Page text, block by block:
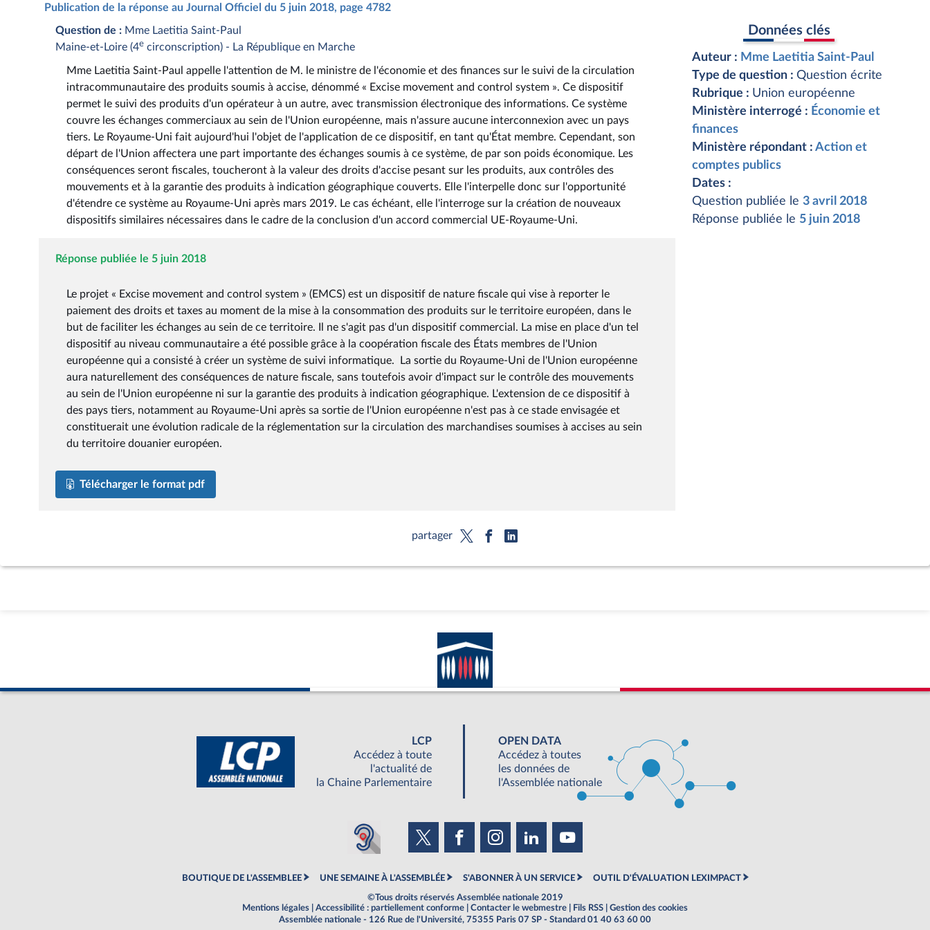
Publication de la réponse au Journal Officiel du 5 juin 2018, page 4782
Question de : Mme Laetitia Saint-Paul
Maine-et-Loire (4e circonscription) - La République en Marche
Mme Laetitia Saint-Paul appelle l'attention de M. le ministre de l'économie et des finances sur le suivi de la circulation
intracommunautaire des produits soumis à accise, dénommé « Excise movement and control system ». Ce dispositif
permet le suivi des produits d'un opérateur à un autre, avec transmission électronique des informations. Ce système
couvre les échanges commerciaux au sein de l'Union européenne, mais n'assure aucune interconnexion avec un pays
tiers. Le Royaume-Uni fait aujourd'hui l'objet de l'application de ce dispositif, en tant qu'État membre. Cependant, son
départ de l'Union affectera une part importante des échanges soumis à ce système, de par son poids économique. Les
conséquences seront fiscales, toucheront à la valeur des droits d'accise pesant sur les produits, aux contrôles des
mouvements et à la garantie des produits à indication géographique couverts. Elle l'interpelle donc sur l'opportunité
d'étendre ce système au Royaume-Uni après mars 2019. Le cas échéant, elle l'interroge sur la création de nouveaux
dispositifs similaires nécessaires dans le cadre de la conclusion d'un accord commercial UE-Royaume-Uni.
Réponse publiée le 5 juin 2018
Le projet « Excise movement and control system » (EMCS) est un dispositif de nature fiscale qui vise à reporter le
paiement des droits et taxes au moment de la mise à la consommation des produits sur le territoire européen, dans le
but de faciliter les échanges au sein de ce territoire. Il ne s'agit pas d'un dispositif commercial. La mise en place d'un tel
dispositif au niveau communautaire a été possible grâce à la coopération fiscale des États membres de l'Union
européenne qui a consisté à créer un système de suivi informatique. La sortie du Royaume-Uni de l'Union européenne
aura naturellement des conséquences de nature fiscale, sans toutefois avoir d'impact sur le contrôle des mouvements
au sein de l'Union européenne ni sur la garantie des produits à indication géographique. L'extension de ce dispositif à
des pays tiers, notamment au Royaume-Uni après sa sortie de l'Union européenne n'est pas à ce stade envisagée et
constituerait une évolution radicale de la réglementation sur la circulation des marchandises soumises à accises au sein
du territoire douanier européen.
Télécharger le format pdf
Données clés
Auteur : Mme Laetitia Saint-Paul
Type de question : Question écrite
Rubrique : Union européenne
Ministère interrogé : Économie et
finances
Ministère répondant : Action et
comptes publics
Dates :
Question publiée le 3 avril 2018
Réponse publiée le 5 juin 2018
partager
LCP
Accédez à toute
l'actualité de
la Chaine Parlementaire
OPEN DATA
Accédez à toutes
les données de
l'Assemblée nationale
BOUTIQUE DE L'ASSEMBLEE UNE SEMAINE À L'ASSEMBLÉE S'ABONNER À UN SERVICE OUTIL D'ÉVALUATION LEXIMPACT
©Tous droits réservés Assemblée nationale 2019
Mentions légales
Accessibilité : partiellement conforme Contacter le webmestre Fils RSS
Gestion des cookies
Assemblée nationale - 126 Rue de l'Université, 75355 Paris 07 SP - Standard 01 40 63 60 00